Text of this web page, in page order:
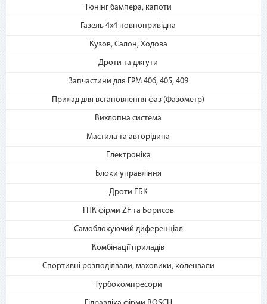
Тюнінг бампера, капоти
Газель 4х4 повнопривідна
Кузов, Салон, Ходова
Дроти та джгути
Запчастини для ГРМ 406, 405, 409
Прилад для встановлення фаз (Фазометр)
Вихлопна система
Мастила та авторідина
Електроніка
Блоки управління
Дроти ЕБК
ГПК фірми ZF та Борисов
Самоблокуючий диференціал
Комбінації приладів
Спортивні розподілвали, маховики, коленвали
Турбокомпресори
2. Выберите способ оплаты –
«Мгновенная рассрочка»
3. Укажите количество
платежей и совершите
спишется первый платеж